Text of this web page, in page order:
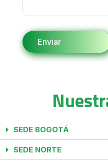
SEDE BOGOTÁ
SEDE NORTE